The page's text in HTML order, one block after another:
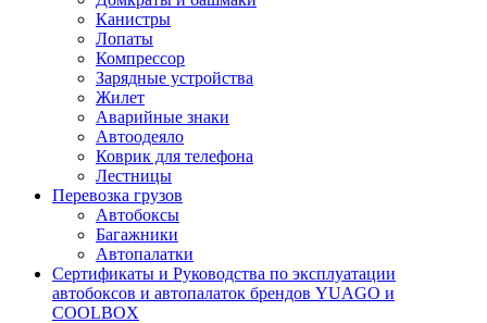
Канистры
Лопаты
Компрессор
Зарядные устройства
Жилет
Аварийные знаки
Автоодеяло
Коврик для телефона
Лестницы
Перевозка грузов
Автобоксы
Багажники
Автопалатки
Сертификаты и Руководства по эксплуатации
автобоксов и автопалаток брендов YUAGO и
COOLBOX